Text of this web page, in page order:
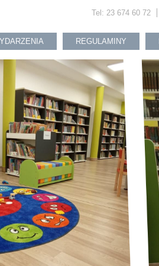
Tel: 23 674 60 72
REGULAMINY